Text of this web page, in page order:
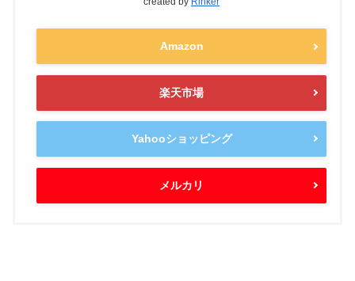
Amazon
楽天市場
Yahooショッピング
メルカリ